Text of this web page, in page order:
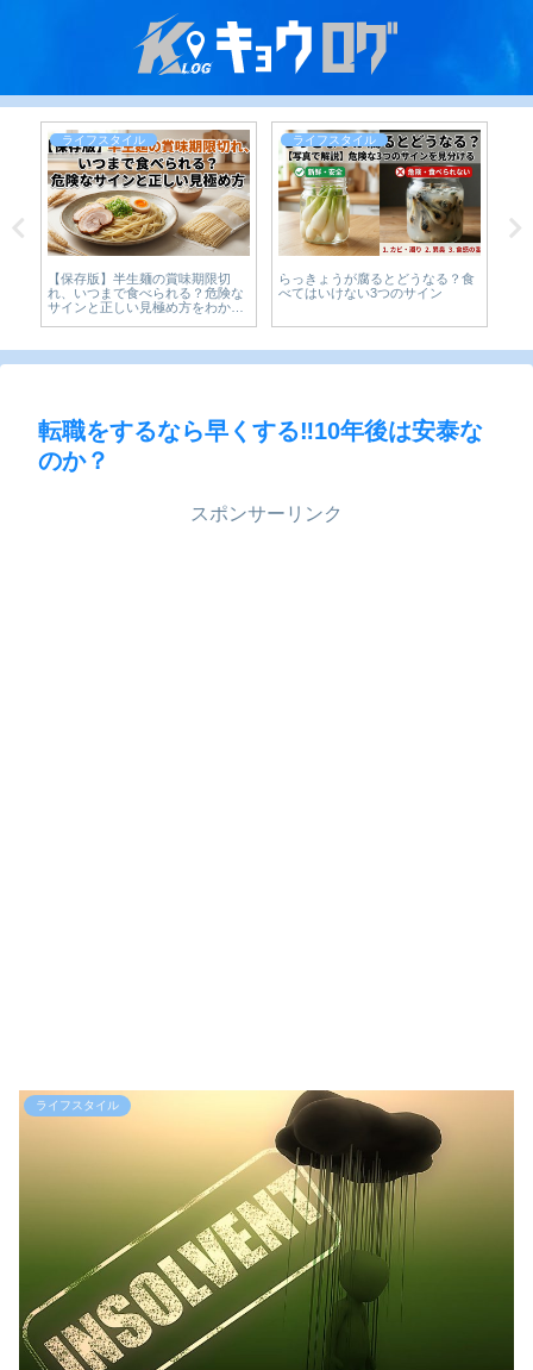
ライフスタイル
【保存版】半生麺の賞味期限切
れ、いつまで食べられる？危険な
サインと正しい見極め方をわかり
ライフスタイル
らっきょうが腐るとどうなる？食
べてはいけない3つのサイン
転職をするなら早くする‼10年後は安泰な
のか？
スポンサーリンク
ライフスタイル